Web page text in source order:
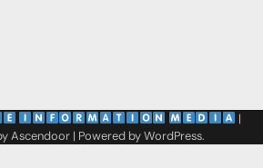
|
Ascendoor| Powered byWordPress.